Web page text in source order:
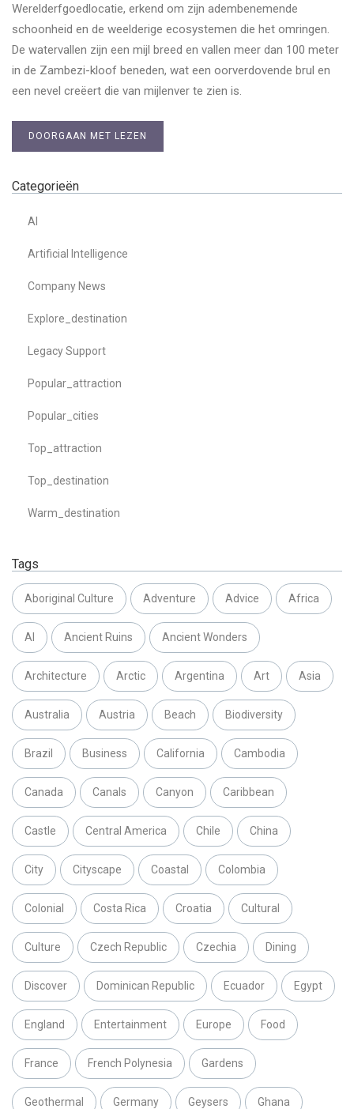
Werelderfgoedlocatie, erkend om zijn adembenemende
schoonheid en de weelderige ecosystemen die het omringen.
De watervallen zijn een mijl breed en vallen meer dan 100 meter
in de Zambezi-kloof beneden, wat een oorverdovende brul en
een nevel creëert die van mijlenver te zien is.
DOORGAAN MET LEZEN
Categorieën
AI
Artificial Intelligence
Company News
Explore_destination
Legacy Support
Popular_attraction
Popular_cities
Top_attraction
Top_destination
Warm_destination
Tags
Aboriginal Culture Adventure Advice Africa
AI Ancient Ruins Ancient Wonders
Architecture Arctic Argentina Art Asia
Australia Austria Beach Biodiversity
Brazil Business California Cambodia
Canada Canals Canyon Caribbean
Castle Central America Chile China
City Cityscape Coastal Colombia
Colonial Costa Rica Croatia Cultural
Culture Czech Republic Czechia Dining
Discover Dominican Republic Ecuador Egypt
England Entertainment Europe Food
France French Polynesia Gardens
Geothermal Germany Geysers Ghana